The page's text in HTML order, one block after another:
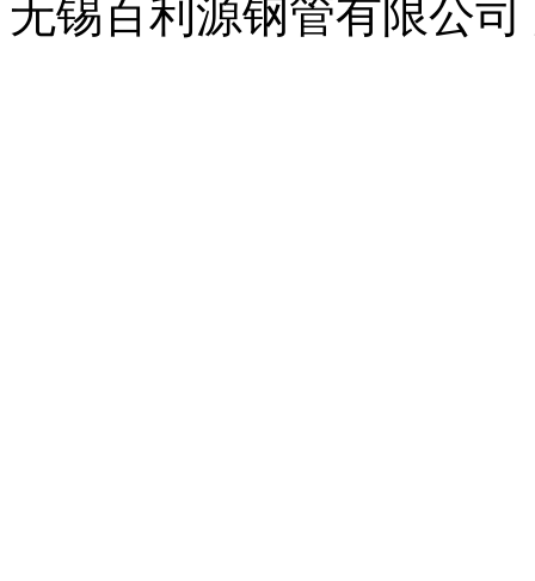
无锡百利源钢管有限公